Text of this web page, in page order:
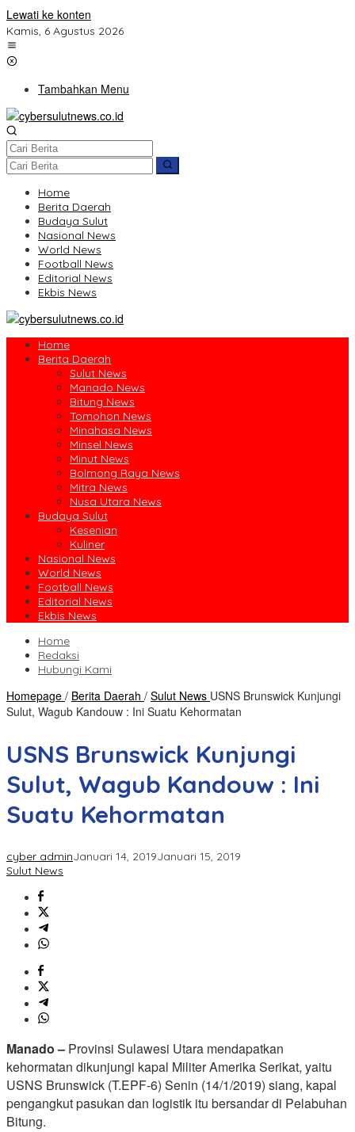
Lewati ke konten
Kamis, 6 Agustus 2026
Tambahkan Menu
Home
Berita Daerah
Budaya Sulut
Nasional News
World News
Football News
Editorial News
Ekbis News
Home
Berita Daerah
Sulut News
Manado News
Bitung News
Tomohon News
Minahasa News
Minsel News
Minut News
Bolmong Raya News
Mitra News
Nusa Utara News
Budaya Sulut
Kesenian
Kuliner
Nasional News
World News
Football News
Editorial News
Ekbis News
Home
Redaksi
Hubungi Kami
Homepage / Berita Daerah / Sulut News USNS Brunswick Kunjungi
Sulut, Wagub Kandouw : Ini Suatu Kehormatan
USNS Brunswick Kunjungi
Sulut, Wagub Kandouw : Ini
Suatu Kehormatan
cyber adminJanuari 14, 2019Januari 15, 2019
Sulut News
Manado – Provinsi Sulawesi Utara mendapatkan
kehormatan dikunjungi kapal Militer Amerika Serikat, yaitu
USNS Brunswick (T.EPF-6) Senin (14/1/2019) siang, kapal
pengangkut pasukan dan logistik itu bersandar di Pelabuhan
Bitung.